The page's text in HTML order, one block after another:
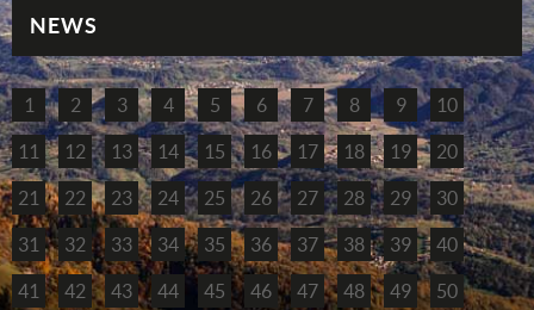
NEWS
1 2 3 4 5 6 7 8 9 10
11 12 13 14 15 16 17 18 19 20
21 22 23 24 25 26 27 28 29 30
31 32 33 34 35 36 37 38 39 40
41 42 43 44 45 46 47 48 49 50